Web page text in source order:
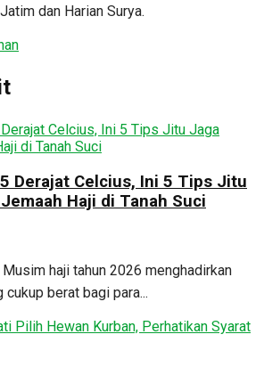
dan Harian Surya.
Derajat Celcius, Ini 5 Tips Jitu
Haji di Tanah Suci
haji tahun 2026 menghadirkan
cukup berat bagi para...